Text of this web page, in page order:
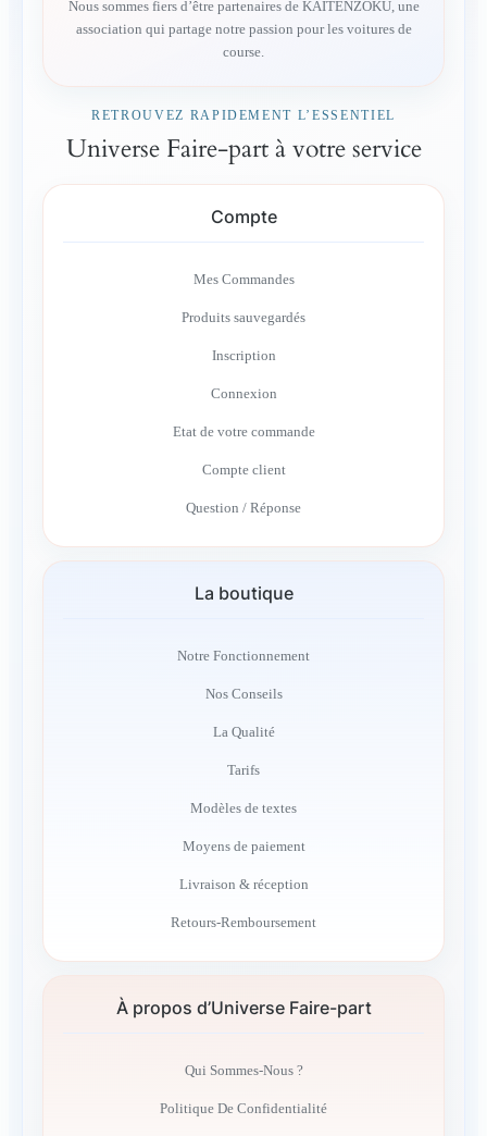
Nous sommes fiers d’être partenaires de KAITENZOKU, une
association qui partage notre passion pour les voitures de
course.
RETROUVEZ RAPIDEMENT L’ESSENTIEL
Universe Faire-part à votre service
Compte
Mes Commandes
Produits sauvegardés
Inscription
Connexion
Etat de votre commande
Compte client
Question / Réponse
La boutique
Notre Fonctionnement
Nos Conseils
La Qualité
Tarifs
Modèles de textes
Moyens de paiement
Livraison & réception
Retours-Remboursement
À propos d’Universe Faire-part
Qui Sommes-Nous ?
Politique De Confidentialité